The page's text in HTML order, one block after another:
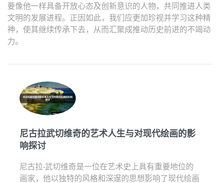
要像他一样具备开放心态及创新意识的人物，共同推进人类
文明的发展进程。正因如此，我们应更加珍视并学习这种精
神，使其继续传承下去，从而汇聚成推动历史前进的不竭动
力。
尼古拉武切维奇的艺术人生与对现代绘画的影
响探讨
尼古拉·武切维奇是一位在艺术史上具有重要地位的
画家，他以独特的风格和深邃的思想影响了现代绘画